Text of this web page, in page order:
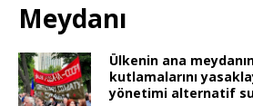
Meydanı
Ülkenin ana
kutlamalarını
yönetimi alternatif